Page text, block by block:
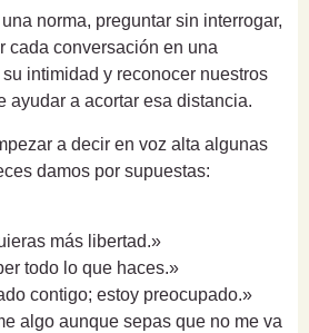
norma, preguntar sin interrogar,
cada conversación en una
intimidad y reconocer nuestros
ayudar a acortar esa distancia.
a decir en voz alta algunas
damos por supuestas:
más libertad.»
todo lo que haces.»
contigo; estoy preocupado.»
algo aunque sepas que no me va